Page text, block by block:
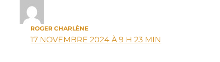
ROGER CHARLÈNE
17 NOVEMBRE 2024 À 9 H 23 MIN